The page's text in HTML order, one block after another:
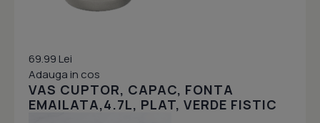
69.99 Lei
Adauga in cos
VAS CUPTOR, CAPAC, FONTA
EMAILATA,4.7L, PLAT, VERDE FISTIC